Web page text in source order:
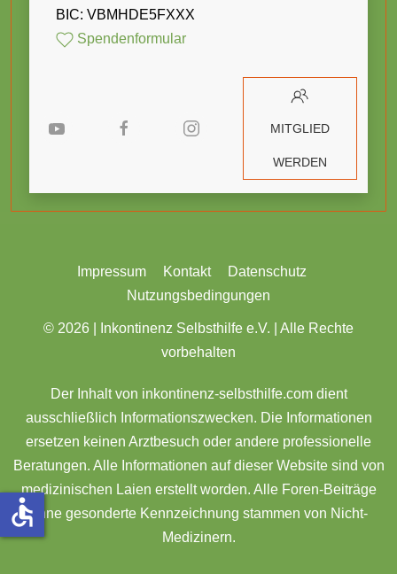
BIC: VBMHDE5FXXX
Spendenformular
MITGLIED
WERDEN
Impressum Kontakt
Datenschutz
Nutzungsbedingungen
© 2026 |
Inkontinenz Selbsthilfe e.V. | Alle Rechte
vorbehalten
Der Inhalt von inkontinenz-selbsthilfe.com dient
ausschließlich Informationszwecken. Die Informationen
ersetzen keinen Arztbesuch oder andere professionelle
Beratungen. Alle Informationen auf dieser Website sind von
medizinischen Laien erstellt worden. Alle Foren-Beiträge
ohne gesonderte Kennzeichnung stammen von Nicht-
Medizinern.
accessible